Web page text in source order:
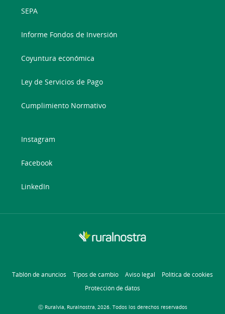
SEPA
Informe Fondos de Inversión
Coyuntura económica
Ley de Servicios de Pago
Cumplimiento Normativo
Instagram
Facebook
LinkedIn
Tablón de anuncios Tipos de cambio Aviso legal
Política de cookies
Protección de datos
Ⓒ Ruralvía, Ruralnostra, 2026. Todos los derechos reservados